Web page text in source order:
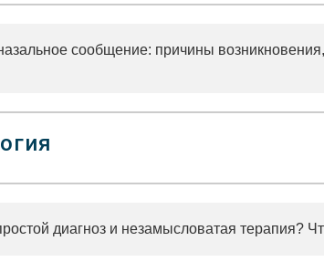
сообщение: причины
диагноз и незамысловатая терапия?